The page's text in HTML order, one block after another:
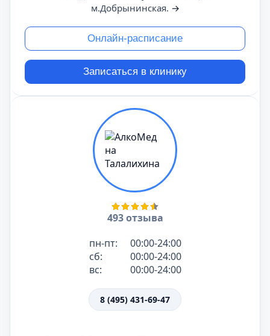
м.Добрынинская. →
Онлайн-расписание
Записаться в клинику
493 отзыва
пн-пт:
00:00-24:00
сб:
00:00-24:00
вс:
00:00-24:00
8 (495) 431-69-47